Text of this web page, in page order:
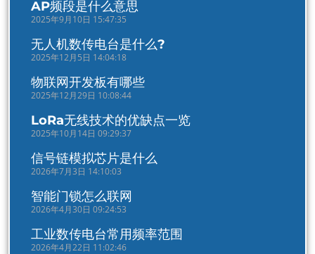
AP频段是什么意思
2025年9月10日 15:47:35
无人机数传电台是什么?
2025年12月5日 14:04:18
物联网开发板有哪些
2025年12月29日 10:08:44
LoRa无线技术的优缺点一览
2025年10月14日 09:29:37
信号链模拟芯片是什么
2026年7月3日 14:10:03
智能门锁怎么联网
2026年4月30日 09:24:53
工业数传电台常用频率范围
2026年4月22日 11:02:46